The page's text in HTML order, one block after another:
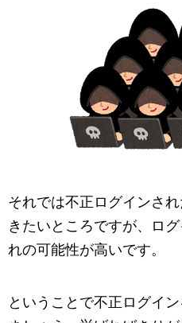
それでは不正ログインさ
きたいところですが、ロ
れの可能性が高いです。
ということで不正ログイ